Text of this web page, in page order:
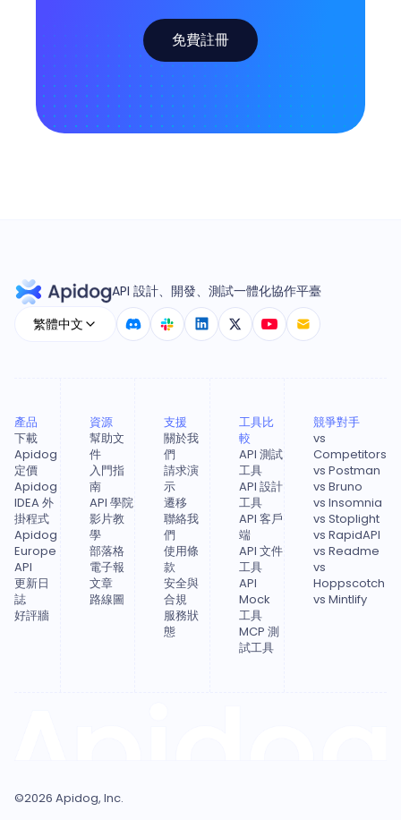
免費註冊
API 設計、開發、測試一體化協作平臺
繁體中文
產品
下載
Apidog
定價
Apidog
IDEA 外
掛程式
Apidog
Europe
API
更新日
誌
好評牆
資源
幫助文
件
入門指
南
API 學院
影片教
學
部落格
電子報
文章
路線圖
支援
關於我
們
請求演
示
遷移
聯絡我
們
使用條
款
安全與
合規
服務狀
態
工具比
較
API 測試
工具
API 設計
工具
API 客戶
端
API 文件
工具
API
Mock
工具
MCP 測
試工具
競爭對手
vs
Competitors
vs Postman
vs Bruno
vs Insomnia
vs Stoplight
vs RapidAPI
vs Readme
vs
Hoppscotch
vs Mintlify
©2026 Apidog, Inc.